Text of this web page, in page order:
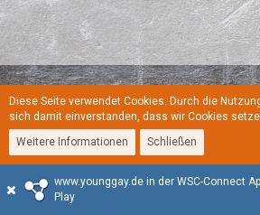
Regeln Datenschutzerklärung Kontakt
Stil:YoungGay
Community-Software:
www.younggay.de in der WSC-Connect
Play
Diese Seite verwendet Cookies. Durch die
sich damit einverstanden, dass wir Cookies
Weitere Informationen
Schließen